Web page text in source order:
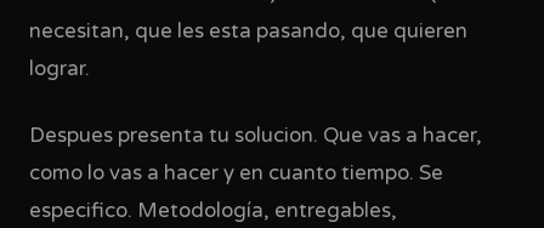
necesitan, que les esta pasando, que quieren
lograr.
Despues presenta tu solucion. Que vas a hacer,
como lo vas a hacer y en cuanto tiempo. Se
especifico. Metodología, entregables,